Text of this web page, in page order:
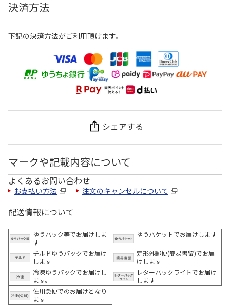
決済方法
下記の決済方法がご利用頂けます。
シェアする
マークや記載内容について
よくあるお問い合わせ
お支払い方法 注文のキャンセルについて
配送情報について
ゆうパック等でお届けしま
す
ゆうパケットでお届けします
チルドゆうパックでお届け
します
定形外郵便(簡易書留)でお届
けします
冷凍ゆうパックでお届けし
ます。
レターパックライトでお届け
します
佐川急便でのお届けとなり
ます